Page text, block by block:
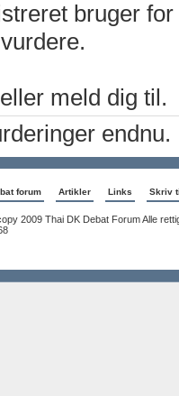
bruger for
vurdere.
meld dig til.
endnu.
forum Artikler Links Skriv
2009 Thai DK Debat Forum Alle